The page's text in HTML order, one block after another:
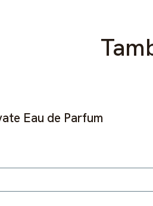
Eau de Parfum